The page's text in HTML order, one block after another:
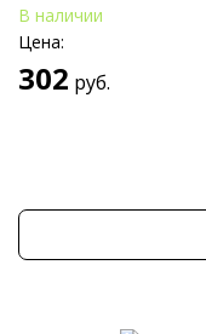
В наличии
Цена:
302 руб.